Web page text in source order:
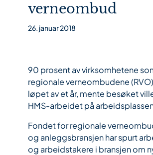
verneombud
26. januar 2018
90 prosent av virksomhetene
regionale verneombudene
løpet av et år, mente besøket
HMS-arbeidet på
Fondet for regionale
og anleggsbransjen har spurt
og arbeidstakere i bransjen om